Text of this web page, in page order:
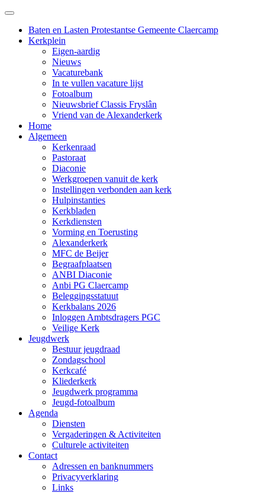
Baten en Lasten Protestantse Gemeente Claercamp
Kerkplein
Eigen-aardig
Nieuws
Vacaturebank
In te vullen vacature lijst
Fotoalbum
Nieuwsbrief Classis Fryslân
Vriend van de Alexanderkerk
Home
Algemeen
Kerkenraad
Pastoraat
Diaconie
Werkgroepen vanuit de kerk
Instellingen verbonden aan kerk
Hulpinstanties
Kerkbladen
Kerkdiensten
Vorming en Toerusting
Alexanderkerk
MFC de Beijer
Begraafplaatsen
ANBI Diaconie
Anbi PG Claercamp
Beleggingsstatuut
Kerkbalans 2026
Inloggen Ambtsdragers PGC
Veilige Kerk
Jeugdwerk
Bestuur jeugdraad
Zondagschool
Kerkcafé
Kliederkerk
Jeugdwerk programma
Jeugd-fotoalbum
Agenda
Diensten
Vergaderingen & Activiteiten
Culturele activiteiten
Contact
Adressen en banknummers
Privacyverklaring
Links